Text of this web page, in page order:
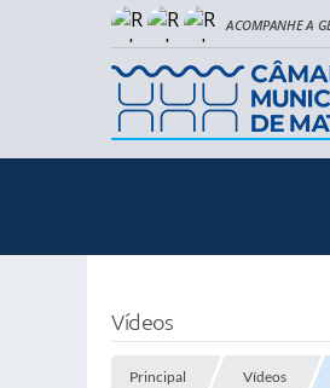
Vídeos
Principal Vídeos